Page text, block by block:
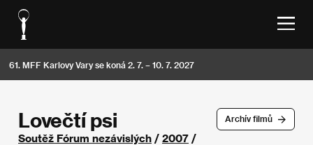
61. MFF Karlovy Vary se koná 2. 7. – 10. 7. 2027
Archív filmů
Lovečtí psi
Soutěž Fórum nezávislých / 2007 /